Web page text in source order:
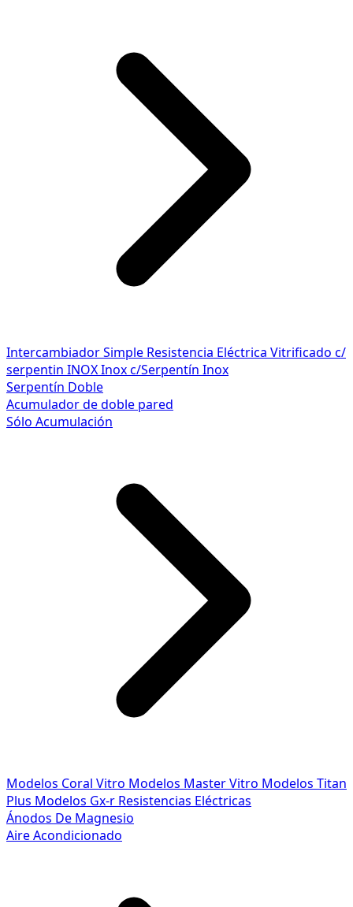
Intercambiador Simple Resistencia Eléctrica Vitrificado c/
serpentin INOXInox c/Serpentín Inox
Serpentín Doble
Acumulador de doble pared
Sólo Acumulación
Modelos Coral Vitro Modelos Master Vitro Modelos Titan
Plus Modelos Gx-r Resistencias Eléctricas
Ánodos De Magnesio
Aire Acondicionado